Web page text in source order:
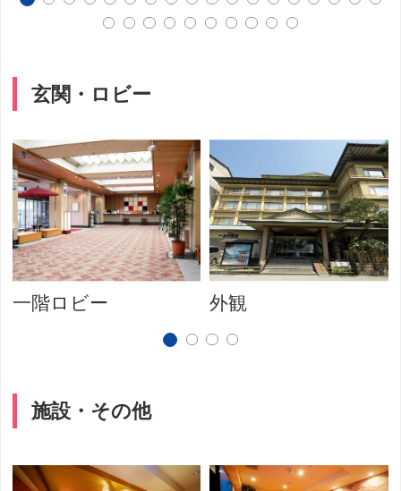
玄関・ロビー
一階ロビー 外観
施設・その他